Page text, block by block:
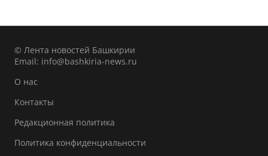
© Лента новостей Башкирии
Email: info@bashkiria-news.ru
О нас
Контакты
Редакционная политика
Политика конфиденциальности